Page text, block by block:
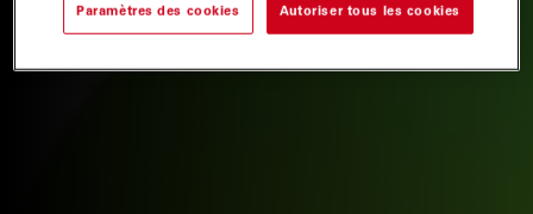
Paramètres des cookies Autoriser tous les cookies